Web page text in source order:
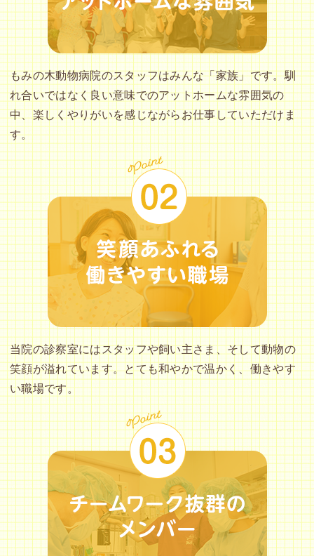
もみの木動物病院のスタッフはみんな「家族」です。馴
れ合いではなく良い意味でのアットホームな雰囲気の
中、楽しくやりがいを感じながらお仕事していただけま
す。
当院の診察室にはスタッフや飼い主さま、そして動物の
笑顔が溢れています。とても和やかで温かく、働きやす
い職場です。